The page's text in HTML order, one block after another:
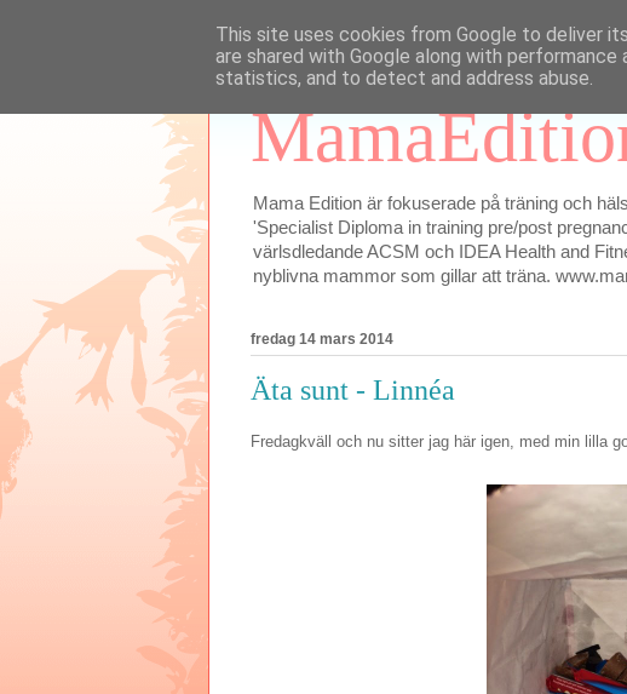
Mama Edition är fokuserade på träning och
'Specialist Diploma in training pre/post
värlsdledande ACSM och IDEA Health and
nyblivna mammor som gillar att träna.
fredag 14 mars 2014
Äta sunt - Linnéa
Fredagkväll och nu sitter jag här igen, med min lilla
This site uses cookies from Google to deliver
are shared with Google along with
statistics, and to detect and address abuse.